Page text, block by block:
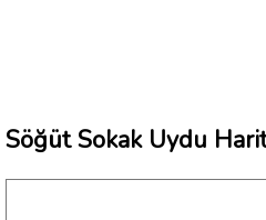
Söğüt Sokak Uydu